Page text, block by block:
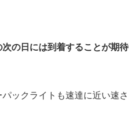
の日には到着することが期待
ックライトも速達に近い速さ